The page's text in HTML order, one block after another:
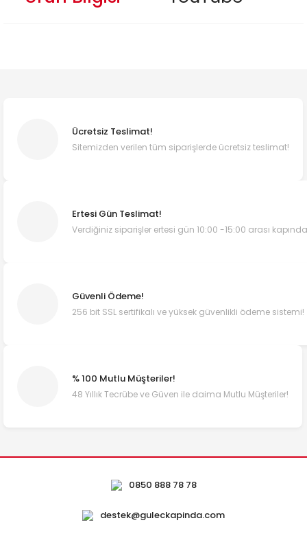
Ücretsiz Teslimat!
Sitemizden verilen tüm siparişlerde ücretsiz teslimat!
Ertesi Gün Teslimat!
Verdiğiniz siparişler ertesi gün 10:00 -15:00 arası
Güvenli Ödeme!
256 bit SSL sertifikalı ve yüksek güvenlikli ödeme sistemi!
% 100 Mutlu Müşteriler!
48 Yıllık Tecrübe ve Güven ile daima Mutlu Müşteriler!
0850 888 78 78
destek@guleckapinda.com